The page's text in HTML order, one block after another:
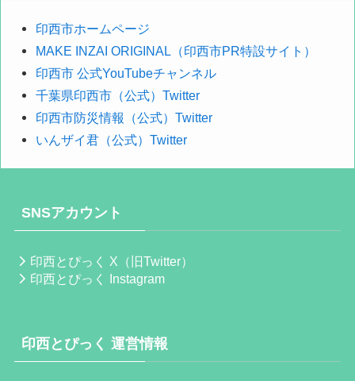
印西市ホームページ
MAKE INZAI ORIGINAL（印西市PR特設サイト）
印西市 公式YouTubeチャンネル
千葉県印西市（公式）Twitter
印西市防災情報（公式）Twitter
いんザイ君（公式）Twitter
SNSアカウント
印西とぴっく X（旧Twitter）
印西とぴっく Instagram
印西とぴっく 運営情報